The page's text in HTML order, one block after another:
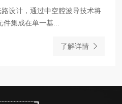
设计，通过中空腔波导技术将
集成在单一基...
了解详情